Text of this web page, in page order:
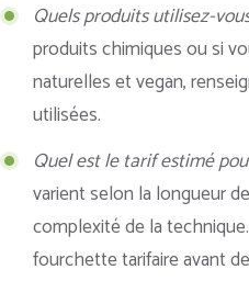
Quels produits utilisez-
produits chimiques ou si
naturelles et vegan,
utilisées.
Quel est le tarif estimé
varient selon la longueur
complexité de la
fourchette tarifaire avant